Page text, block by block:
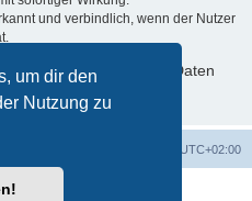
um dir den
Nutzung zu
und verbindlich, wenn der Nutzer
deinen persönlichen Daten
UTC+02:00
Software © phpBB Limited